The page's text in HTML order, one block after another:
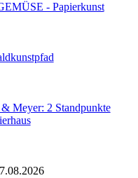
- Papierkunst
Meyer: 2 Standpunkte